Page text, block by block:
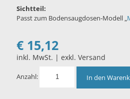
Sichtteil:
Passt zum Bodensaugdosen-Modell „
€ 15,12
inkl. MwSt. | exkl. Versand
Anzahl: In den